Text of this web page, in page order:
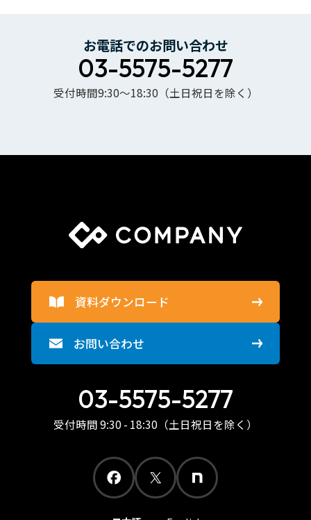
お電話でのお問い合わせ
03-5575-5277
受付時間9:30〜18:30（土日祝日を除く）
資料ダウンロード
お問い合わせ
03-5575-5277
受付時間 9:30 - 18:30（土日祝日を除く）